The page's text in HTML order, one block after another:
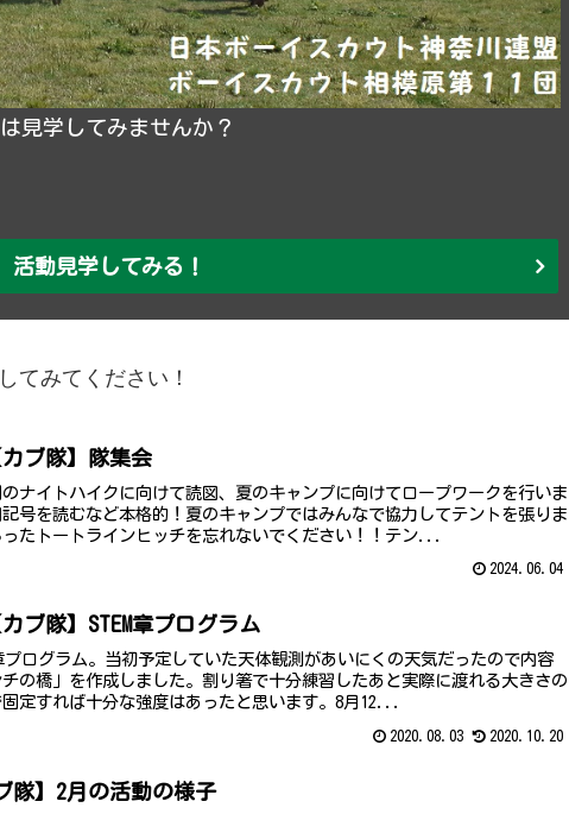
見学してみませんか？
活動見学してみる！
てみてください！
ブ隊】隊集会
ナイトハイクに向けて読図、夏のキャンプに向けてロープワークを行いま
号を読むなど本格的！夏のキャンプではみんなで協力してテントを張りま
たトートラインヒッチを忘れないでください！！テン...
2024.06.04
ブ隊】STEM章プログラム
プログラム。当初予定していた天体観測があいにくの天気だったので内容
の橋」を作成しました。割り箸で十分練習したあと実際に渡れる大きさの
定すれば十分な強度はあったと思います。8月12...
2020.08.03 2020.10.20
隊】2月の活動の様子